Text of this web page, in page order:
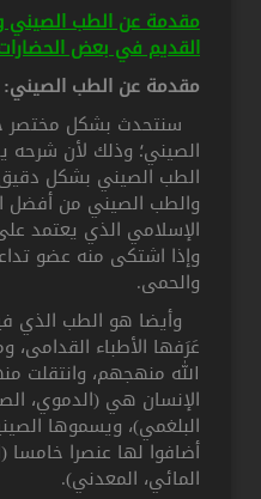
مقدمة عن الطب الصيني
القديم في بعض الحضارات
مقدمة عن الطب الصيني:
سنتحدث بشكل مختصر جدا
الصيني؛ وذلك لأن شرحه
الطب الصيني بشكل دقيق فلا
والطب الصيني من أفضل
الإسلامي الذي يعتمد على أن
وإذا اشتكى منه عضو تداعى
والحمى.
وأيضا هو الطب الذي فيه
عَرَفها الأطباء القدامى،
الله منهجهم، وانتقلت منهم
الإنسان هي (الدموي،
البلغمي)، ويسموها الصينيون
أضافوا لها عنصرا خامسا
المائي، المعدني).